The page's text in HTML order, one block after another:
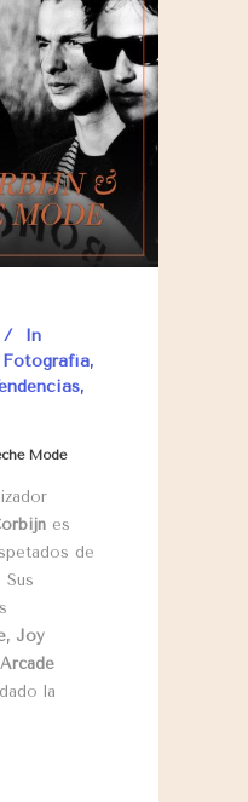
In
Fotografía,
,
Mode
es
de
Sus
Joy
la